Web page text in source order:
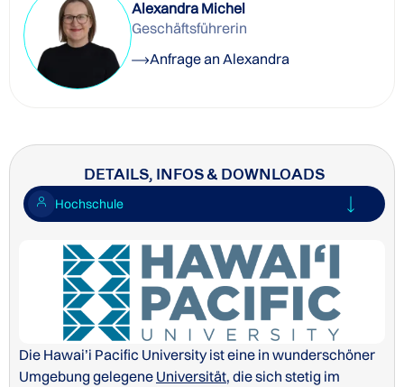
Alexandra Michel
Geschäftsführerin
Anfrage an Alexandra
DETAILS, INFOS & DOWNLOADS
Hochschule
Die Hawai’i Pacific University ist eine in wunderschöner
Umgebung gelegene Universität, die sich stetig im